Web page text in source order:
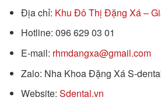
Địa chỉ: Khu Đô Thị Đặng Xá –
Hotline: 096 629 03 01
E-mail: rhmdangxa@gmail.com
Zalo: Nha Khoa Đặng Xá S-
Website: Sdental.vn